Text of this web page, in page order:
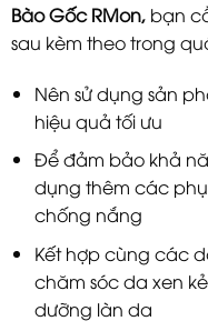
Bào Gốc RMon, bạn
sau kèm theo trong
Nên sử dụng sản
hiệu quả tối ưu
Để đảm bảo khả
dụng thêm các
chống nắng
Kết hợp cùng các
chăm sóc da xen
dưỡng làn da